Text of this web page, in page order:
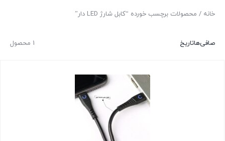
خانه / محصولات برچسب خورده “کابل شارژ LED دار”
1 محصول صافی‌هاتاریخ